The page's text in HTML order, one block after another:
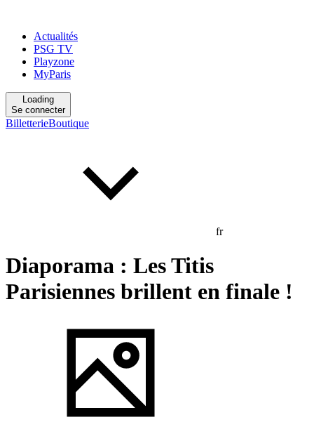
Actualités
PSG TV
Playzone
MyParis
Loading
Se connecter
BilletterieBoutique
fr
Diaporama : Les Titis
Parisiennes brillent en finale !